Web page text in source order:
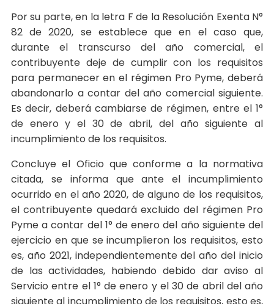
Por su parte, en la letra F de la Resolución Exenta N°
82 de 2020, se establece que en el caso que,
durante el transcurso del año comercial, el
contribuyente deje de cumplir con los requisitos
para permanecer en el régimen Pro Pyme, deberá
abandonarlo a contar del año comercial siguiente.
Es decir, deberá cambiarse de régimen, entre el 1°
de enero y el 30 de abril, del año siguiente al
incumplimiento de los requisitos.
Concluye el Oficio que conforme a la normativa
citada, se informa que ante el incumplimiento
ocurrido en el año 2020, de alguno de los requisitos,
el contribuyente quedará excluido del régimen Pro
Pyme a contar del 1° de enero del año siguiente del
ejercicio en que se incumplieron los requisitos, esto
es, año 2021, independientemente del año del inicio
de las actividades, habiendo debido dar aviso al
Servicio entre el 1° de enero y el 30 de abril del año